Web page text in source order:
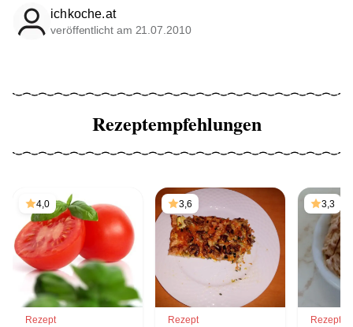
ichkoche.at
veröffentlicht am 21.07.2010
Rezeptempfehlungen
4,0
Rezept
3,6
Rezept
3,3
Rezept